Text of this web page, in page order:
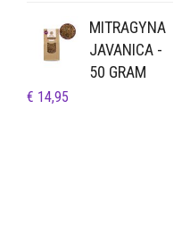
MITRAGYNA
JAVANICA -
50 GRAM
€ 14,95